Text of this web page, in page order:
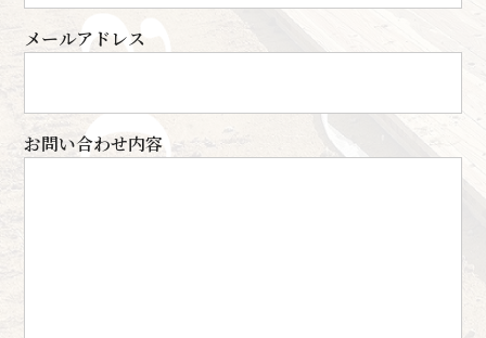
メールアドレス
お問い合わせ内容